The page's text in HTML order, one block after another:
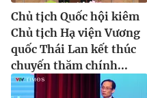
Chủ tịch Quốc hội kiêm
Chủ tịch Hạ viện Vương
quốc Thái Lan kết thúc
chuyến thăm chính...